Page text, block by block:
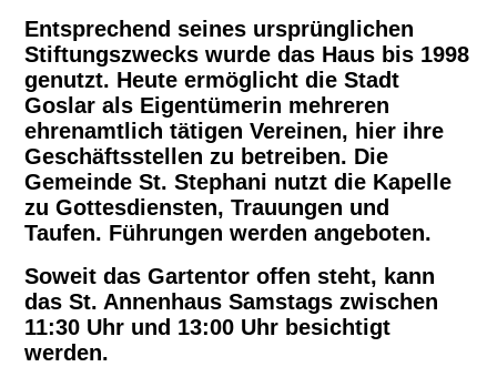
Entsprechend seines ursprünglichen
Stiftungszwecks wurde das Haus bis 1998
genutzt. Heute ermöglicht die Stadt
Goslar als Eigentümerin mehreren
ehrenamtlich tätigen Vereinen, hier ihre
Geschäftsstellen zu betreiben. Die
Gemeinde St. Stephani nutzt die Kapelle
zu Gottesdiensten, Trauungen und
Taufen. Führungen werden angeboten.
Soweit das Gartentor offen steht, kann
das St. Annenhaus Samstags zwischen
11:30 Uhr und 13:00 Uhr besichtigt
werden.